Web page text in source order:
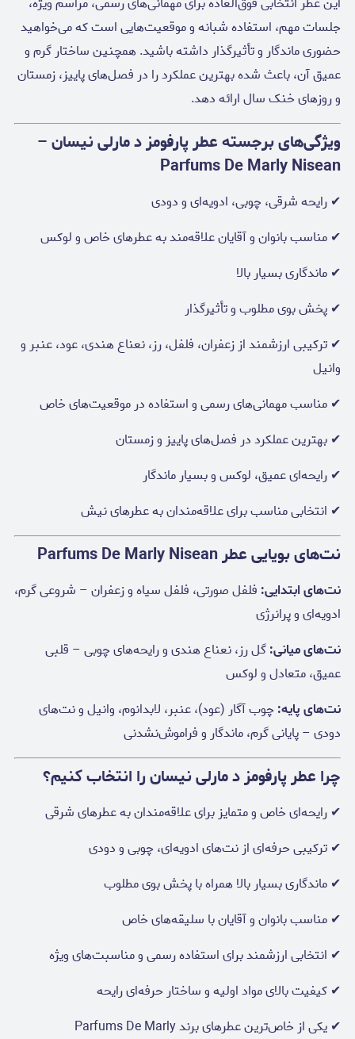
جلسات مهم، استفاده شبانه و موقعیت‌هایی است که می‌خواهید
حضوری ماندگار و تأثیرگذار داشته باشید. همچنین ساختار گرم و
عمیق آن، باعث شده بهترین عملکرد را در فصل‌های پاییز، زمستان
و روزهای خنک سال ارائه دهد.
ویژگی‌های برجسته عطر پارفومز د مارلی نیسان –
Parfums De Marly Nisean
✔ رایحه شرقی، چوبی، ادویه‌ای و دودی
✔ مناسب بانوان و آقایان علاقه‌مند به عطرهای خاص و لوکس
✔ ماندگاری بسیار بالا
✔ پخش بوی مطلوب و تأثیرگذار
✔ ترکیبی ارزشمند از زعفران، فلفل، رز، نعناع هندی، عود، عنبر و
وانیل
✔ مناسب مهمانی‌های رسمی و استفاده در موقعیت‌های خاص
✔ بهترین عملکرد در فصل‌های پاییز و زمستان
✔ رایحه‌ای عمیق، لوکس و بسیار ماندگار
✔ انتخابی مناسب برای علاقه‌مندان به عطرهای نیش
نت‌های بویایی عطر Parfums De Marly Nisean
نت‌های ابتدایی: فلفل صورتی، فلفل سیاه و زعفران – شروعی گرم،
ادویه‌ای و پرانرژی
نت‌های میانی:گل رز، نعناع هندی و رایحه‌های چوبی – قلبی
عمیق، متعادل و لوکس
نت‌های پایه: چوب آگار (عود)، عنبر، لابدانوم، وانیل و نت‌های
دودی – پایانی گرم، ماندگار و فراموش‌نشدنی
چرا عطر پارفومز د مارلی نیسان را انتخاب کنیم؟
✔ رایحه‌ای خاص و متمایز برای علاقه‌مندان به عطرهای شرقی
✔ ترکیبی حرفه‌ای از نت‌های ادویه‌ای، چوبی و دودی
✔ ماندگاری بسیار بالا همراه با پخش بوی مطلوب
✔ مناسب بانوان و آقایان با سلیقه‌های خاص
✔ انتخابی ارزشمند برای استفاده رسمی و مناسبت‌های ویژه
✔ کیفیت بالای مواد اولیه و ساختار حرفه‌ای رایحه
✔ یکی از خاص‌ترین عطرهای برند Parfums De Marly